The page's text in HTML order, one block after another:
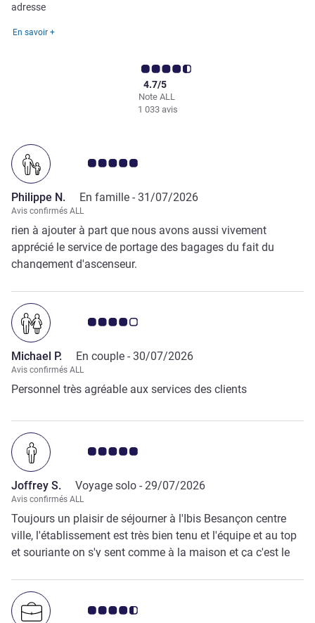
adresse
En savoir +
Note ALL
4.7/5
1 033 avis
Note Avis clients 5.0/5
Philippe N. En famille - 31/07/2026
Avis confirmés ALL
rien à ajouter à part que nous avons aussi vivement
apprécié le service de portage des bagages du fait du
changement d'ascenseur.
Note Avis clients 4.0/5
Michael P. En couple - 30/07/2026
Avis confirmés ALL
Personnel très agréable aux services des clients
Note Avis clients 5.0/5
Joffrey S. Voyage solo - 29/07/2026
Avis confirmés ALL
Toujours un plaisir de séjourner à l'Ibis Besançon centre
ville, l'établissement est très bien tenu et l'équipe et au top
et souriante on s'y sent comme à la maison et ça c'est le
Note Avis clients 4.5/5